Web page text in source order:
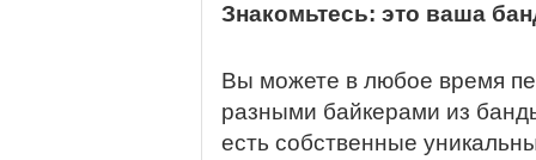
Знакомьтесь: это ваша
Вы можете в любое время
разными байкерами из
есть собственные